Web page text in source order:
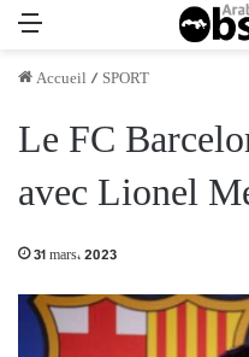
Accueil /SPORT
Le FC
avec Lionel
31 mars، 2023